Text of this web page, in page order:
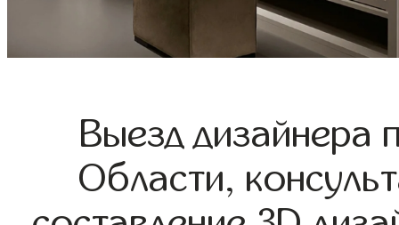
Выезд дизайнера
Области,